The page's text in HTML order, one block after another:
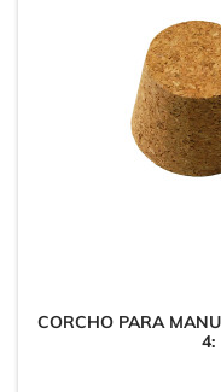
CORCHO PARA
4: